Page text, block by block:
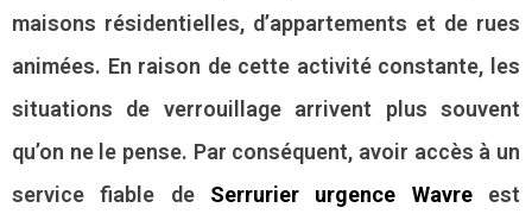
maisons résidentielles, d’appartements et de rues
animées. En raison de cette activité constante, les
situations de verrouillage arrivent plus souvent
qu’on ne le pense. Par conséquent, avoir accès à un
service fiable de Serrurier urgence Wavreest